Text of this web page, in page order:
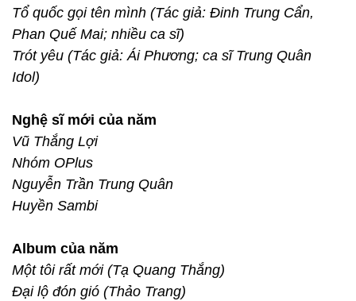
Tổ quốc gọi tên mình (Tác giả: Đinh Trung Cẩn,
Phan Quế Mai; nhiều ca sĩ)
Trót yêu (Tác giả: Ái Phương; ca sĩ Trung Quân
Idol)
Nghệ sĩ mới của năm
Vũ Thắng Lợi
Nhóm OPlus
Nguyễn Trần Trung Quân
Huyền Sambi
Album của năm
Một tôi rất mới (Tạ Quang Thắng)
Đại lộ đón gió (Thảo Trang)